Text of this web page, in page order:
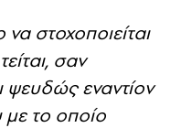
στοχοποιείται
σαν
ψευδώς εναντίον
το οποίο